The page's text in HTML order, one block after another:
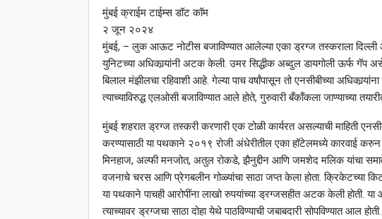
मुंबई क्राईम टाईम्स डॉट कॉम
२ जून २०२४
मुंबई, – लुक आऊट नोटीस बजाविण्यात आलेल्या एका ड्रग्ज तस्कराला दिल्ली
युनिटच्या अधिकार्‍यांनी अटक केली. उमर सिद्धीक अब्दुल डायगोली ऊर्फ गॅप
बिलाल मंझीलचा रहिवाशी आहे. गेल्या पाच वर्षांपासून तो एनसीबीच्या
त्याच्याविरुद्ध एलओसी बजाविण्यात आले होते, गुरुवारी बँकॉंकला जाण्याच्या
मुंबई शहरात ड्रग्ज तस्करी करणारी एक टोळी कार्यरत असल्याची माहिती
करण्यासाठी या पथकाने २०१९ रोजी अंधेरीतील एका हॉटेलमध्ये कारवाई करुन
मिनहाज, अल्फी मनजोत, अतुल रोकडे, झैनुद्दीन आणि जमशेद मलिक यांचा
वजनाचे चरस आणि प्रेगबलीन गोळ्यांचा साठा जप्त केला होता. क्रिकेटच्या
या पथकाने पाचही आरोपींना लाखो रुपयांच्या ड्रग्जसहीत अटक केली होती.
त्याच्यावर ड्रग्जचा साठा दोहा येथे पाठविण्याची जबाबदारी सोपविण्यात आल